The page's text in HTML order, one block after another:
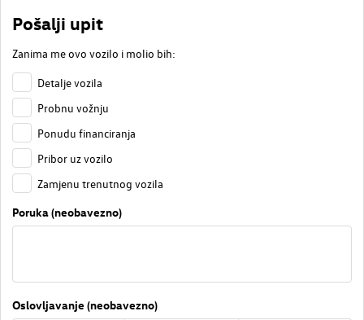
Pošalji upit
Zanima me ovo vozilo i molio bih:
Detalje vozila
Probnu vožnju
Ponudu financiranja
Pribor uz vozilo
Zamjenu trenutnog vozila
Poruka (neobavezno)
Oslovljavanje (neobavezno)